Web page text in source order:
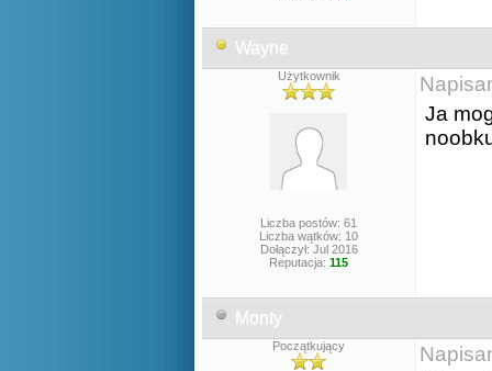
Wayne
Użytkownik
Liczba postów: 61
Liczba wątków: 10
Dołączył: Jul 2016
Reputacja: 115
Ja
Monty
Początkujący